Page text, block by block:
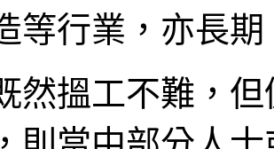
等行業，亦長
然搵工不難，